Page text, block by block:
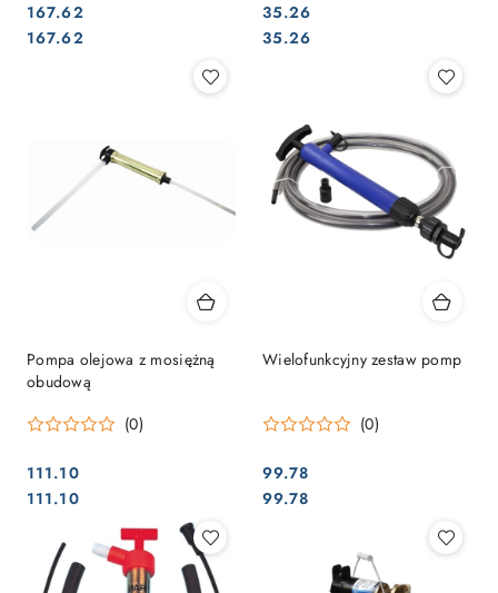
Cena:
167.62
Cena:
167.62 Cena:
35.26
Cena:
35.26
Pompa olejowa z mosiężną
obudową
(0)
Cena:
111.10
Cena:
111.10
Wielofunkcyjny zestaw pomp
(0)
Cena:
99.78
Cena:
99.78